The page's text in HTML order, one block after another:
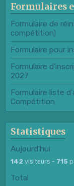
Formulaires
Formulaire de
compétition)
Formulaire pour
Formulaire
2027
Formulaire liste
Compétition
Statistiques
Aujourd'hui
142 visiteurs - 715
Total